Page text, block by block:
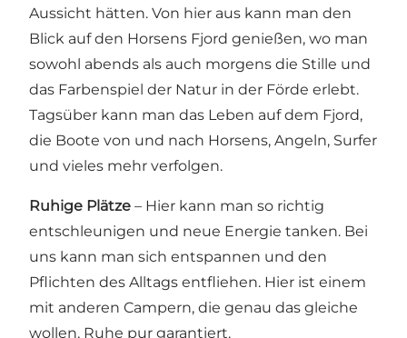
Aussicht hätten. Von hier aus kann man den
Blick auf den Horsens Fjord genießen, wo man
sowohl abends als auch morgens die Stille und
das Farbenspiel der Natur in der Förde erlebt.
Tagsüber kann man das Leben auf dem Fjord,
die Boote von und nach Horsens, Angeln, Surfer
und vieles mehr verfolgen.
Ruhige Plätze – Hier kann man so richtig
entschleunigen und neue Energie tanken. Bei
uns kann man sich entspannen und den
Pflichten des Alltags entfliehen. Hier ist einem
mit anderen Campern, die genau das gleiche
wollen, Ruhe pur garantiert.